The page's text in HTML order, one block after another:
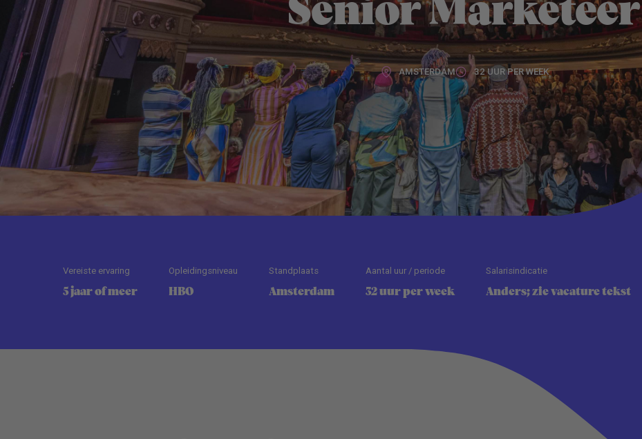
Senior Marketeer
AMSTERDAM 32 UUR PER WEEK
Vereiste ervaring
5 jaar of meer
Opleidingsniveau
HBO
Standplaats
Amsterdam
Aantal uur / periode
32 uur per week
Salarisindicatie
Anders; zie vacature tekst